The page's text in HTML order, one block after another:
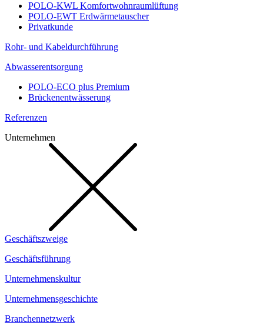
POLO-KWL Komfortwohnraumlüftung
POLO-EWT Erdwärmetauscher
Privatkunde
Rohr- und Kabeldurchführung
Abwasserentsorgung
POLO-ECO plus Premium
Brückenentwässerung
Referenzen
Unternehmen
Geschäftszweige
Geschäftsführung
Unternehmenskultur
Unternehmensgeschichte
Branchennetzwerk